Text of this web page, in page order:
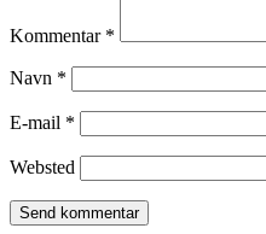
Kommentar *
Navn *
E-mail *
Websted